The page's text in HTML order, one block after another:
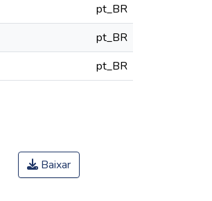
pt_BR
pt_BR
pt_BR
Baixar